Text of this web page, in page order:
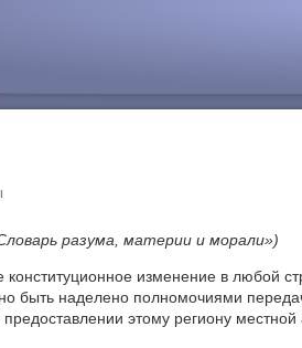
разума, материи и морали»)
изменение в любой
быть наделено полномочиями
этому региону